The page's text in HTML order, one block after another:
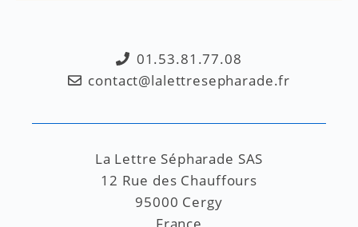
01.53.81.77.08
contact@lalettresepharade.fr
La Lettre Sépharade SAS
12 Rue des Chauffours
95000 Cergy
France